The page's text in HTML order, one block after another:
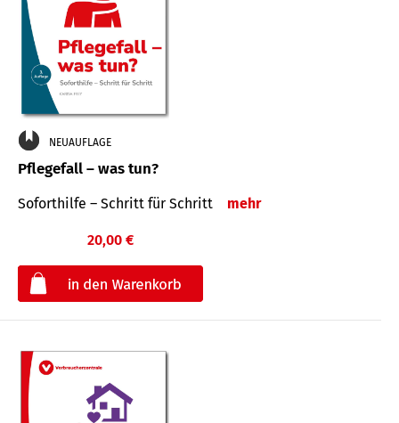
NEUAUFLAGE
Pflegefall – was tun?
Soforthilfe – Schritt für Schritt mehr
20,00 €